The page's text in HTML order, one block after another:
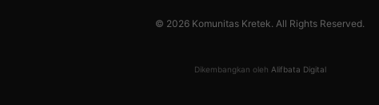
© 2026 Komunitas Kretek. All Rights Reserved.
Dikembangkan oleh Alifbata Digital